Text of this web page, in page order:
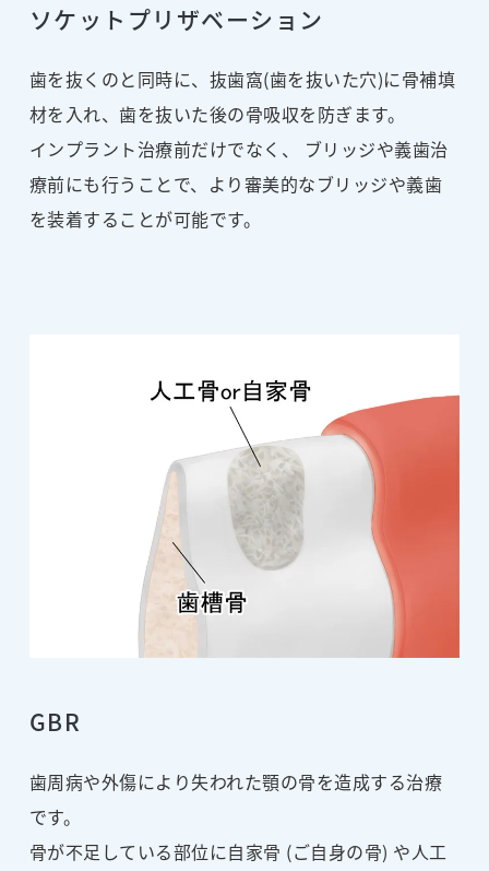
ソケットプリザベーション
歯を抜くのと同時に、抜歯窩(歯を抜いた穴)に骨補填
材を入れ、歯を抜いた後の骨吸収を防ぎます。
インプラント治療前だけでなく、 ブリッジや義歯治
療前にも行うことで、より審美的なブリッジや義歯
を装着することが可能です。
GBR
歯周病や外傷により失われた顎の骨を造成する治療
です。
骨が不足している部位に自家骨 (ご自身の骨) や人工